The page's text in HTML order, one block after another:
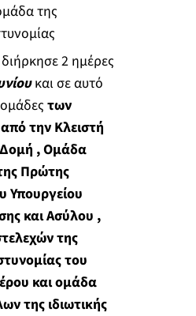
της
2 ημέρες
και σε αυτό
των
την Κλειστή
, Ομάδα
Πρώτης
Υπουργείου
και Ασύλου ,
της
του
και ομάδα
της ιδιωτικής